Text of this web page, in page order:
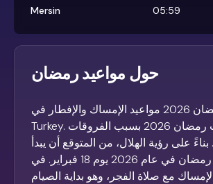
Mersin
05:59
حول مواعيد رمضان
يوفر تقويم رمضان 2026 مواعيد الإمساك والإفطار في
Turkey. تختلف مواقيت رمضان 2026 بسبب الفروقات
بناءً على رؤية الهلال، من المتوقع أن يبدأ
رمضان في عام 2026 يوم 18 فبراير. في Turkey،
مع صلاة الفجر، وهو بداية الصيام